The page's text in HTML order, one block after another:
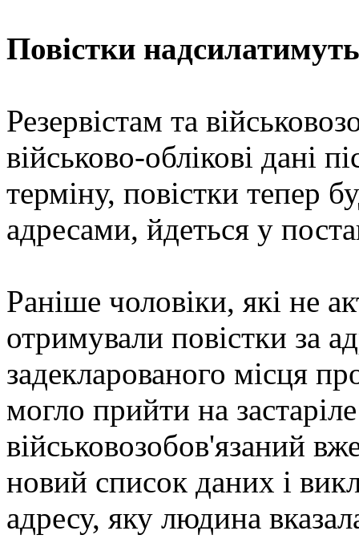
Повістки
Резервістам та
військово-облікові дані
терміну, повістки тепер
адресами, йдеться у
Раніше чоловіки, які не
отримували повістки за
задекларованого місця
могло прийти на
військовозобов'язаний
новий список даних і
адресу, яку людина